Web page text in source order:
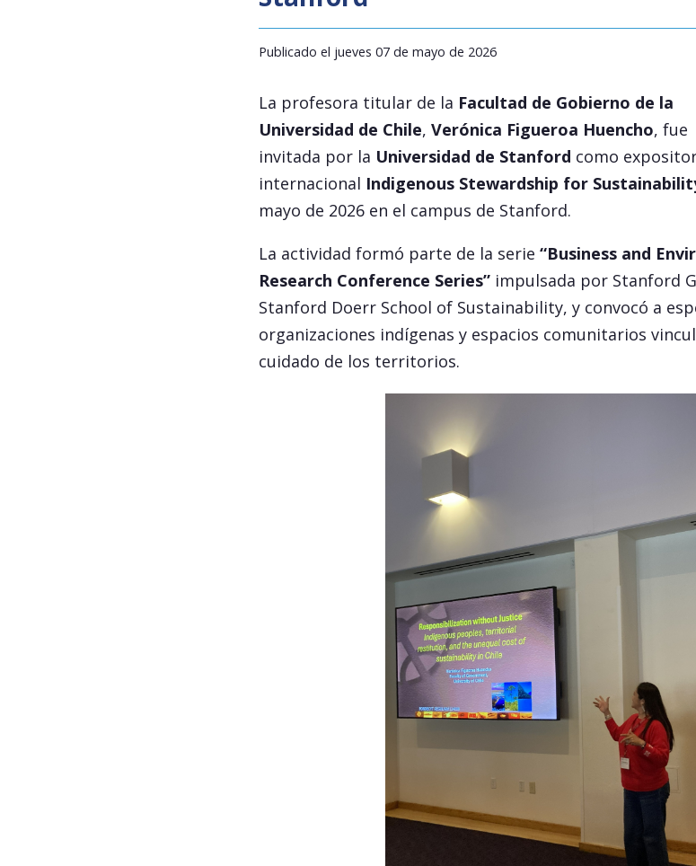
Publicado el jueves 07 de mayo de 2026
La profesora titular de la Facultad de Gobierno de la
Universidad de Chile, Verónica Figueroa Huencho, fue
invitada por la Universidad de Stanford como
internacional Indigenous Stewardship for
mayo de 2026 en el campus de Stanford.
La actividad formó parte de la serie “Business and
Research Conference Series” impulsada por Stanford
Stanford Doerr School of Sustainability, y convocó a
organizaciones indígenas y espacios comunitarios
cuidado de los territorios.